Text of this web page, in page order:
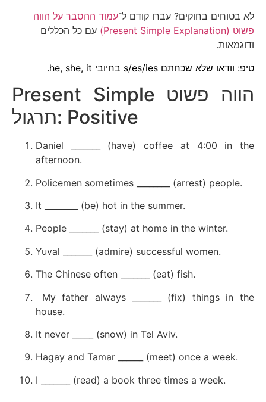
לא בטוחים בחוקים? עברו קודם ל־עמוד ההסבר על הווה
פשוט (Present Simple Explanation)
עם כל הכללים
ודוגמאות.
טיפ: וודאו שלא שכחתם s/es/ies בחיובי he, she, it.
Present Simple הווה פשוט
תרגול: Positive
Daniel _______ (have) coffee at 4:00 in the
afternoon.
Policemen sometimes ________ (arrest) people.
It ________ (be) hot in the summer.
People _______ (stay) at home in the winter.
Yuval _______ (admire) successful women.
The Chinese often _______ (eat) fish.
My father always _______ (fix) things in the
house.
It never _____ (snow) in Tel Aviv.
Hagay and Tamar ______ (meet) once a week.
I _______ (read) a book three times a week.